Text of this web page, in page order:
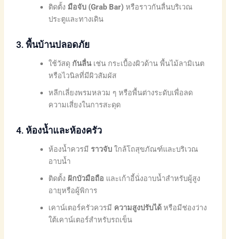
ติดตั้ง มือจับ (Grab Bar) หรือราวกันลื่นบริเวณ
ประตูและทางเดิน
3.พื้นบ้านปลอดภัย
ใช้วัสดุ กันลื่น เช่น กระเบื้องผิวด้าน พื้นไม้ลามิเนต
หรือไวนิลที่มีผิวสัมผัส
หลีกเลี่ยงพรมหลวม ๆ หรือพื้นต่างระดับเพื่อลด
ความเสี่ยงในการสะดุด
4. ห้องน้ำและห้องครัว
ห้องน้ำควรมี ราวจับ ใกล้โถสุขภัณฑ์และบริเวณ
อาบน้ำ
ติดตั้ง ฝักบัวมือถือ และเก้าอี้นั่งอาบน้ำสำหรับผู้สูง
อายุหรือผู้พิการ
เคาน์เตอร์ครัวควรมี ความสูงปรับได้ หรือมีช่องว่าง
ใต้เคาน์เตอร์สำหรับรถเข็น